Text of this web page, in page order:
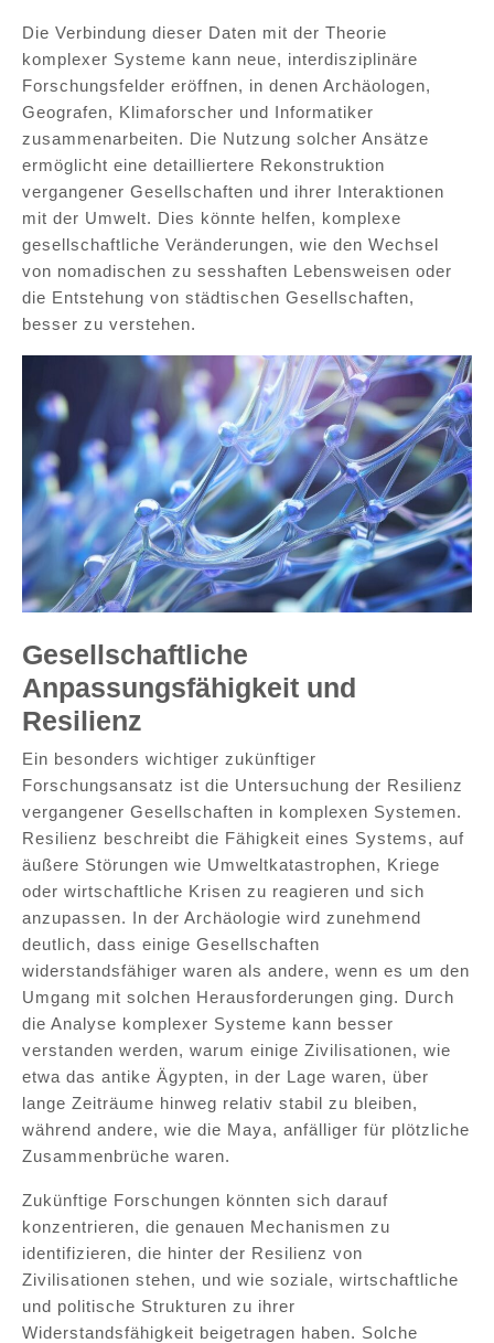
Die Verbindung dieser Daten mit der Theorie
komplexer Systeme kann neue, interdisziplinäre
Forschungsfelder eröffnen, in denen Archäologen,
Geografen, Klimaforscher und Informatiker
zusammenarbeiten. Die Nutzung solcher Ansätze
ermöglicht eine detailliertere Rekonstruktion
vergangener Gesellschaften und ihrer Interaktionen
mit der Umwelt. Dies könnte helfen, komplexe
gesellschaftliche Veränderungen, wie den Wechsel
von nomadischen zu sesshaften Lebensweisen oder
die Entstehung von städtischen Gesellschaften,
besser zu verstehen.
Gesellschaftliche
Anpassungsfähigkeit und
Resilienz
Ein besonders wichtiger zukünftiger
Forschungsansatz ist die Untersuchung der Resilienz
vergangener Gesellschaften in komplexen Systemen.
Resilienz beschreibt die Fähigkeit eines Systems, auf
äußere Störungen wie Umweltkatastrophen, Kriege
oder wirtschaftliche Krisen zu reagieren und sich
anzupassen. In der Archäologie wird zunehmend
deutlich, dass einige Gesellschaften
widerstandsfähiger waren als andere, wenn es um den
Umgang mit solchen Herausforderungen ging. Durch
die Analyse komplexer Systeme kann besser
verstanden werden, warum einige Zivilisationen, wie
etwa das antike Ägypten, in der Lage waren, über
lange Zeiträume hinweg relativ stabil zu bleiben,
während andere, wie die Maya, anfälliger für plötzliche
Zusammenbrüche waren.
Zukünftige Forschungen könnten sich darauf
konzentrieren, die genauen Mechanismen zu
identifizieren, die hinter der Resilienz von
Zivilisationen stehen, und wie soziale, wirtschaftliche
und politische Strukturen zu ihrer
Widerstandsfähigkeit beigetragen haben. Solche